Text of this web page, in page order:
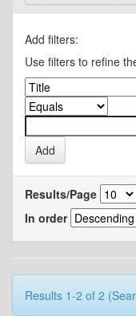
Add filters:
Use filters to refine
Results/Page
In order
Results 1-2 of 2